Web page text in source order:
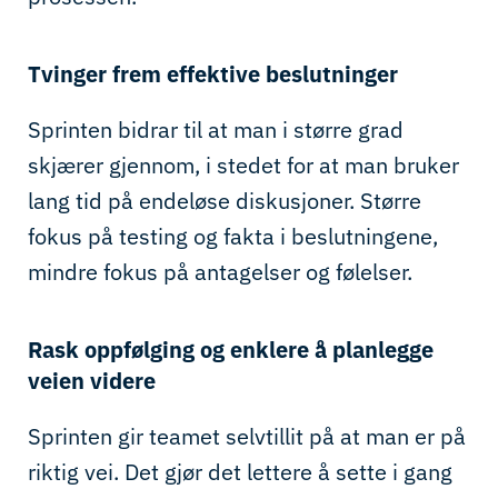
Tvinger frem effektive beslutninger
Sprinten bidrar til at man i større grad
skjærer gjennom, i stedet for at man bruker
lang tid på endeløse diskusjoner. Større
fokus på testing og fakta i beslutningene,
mindre fokus på antagelser og følelser.
Rask oppfølging og enklere å planlegge
veien videre
Sprinten gir teamet selvtillit på at man er på
riktig vei. Det gjør det lettere å sette i gang